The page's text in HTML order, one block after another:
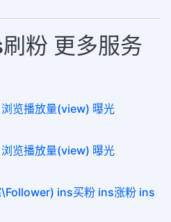
粉 更多服务
览播放量(view) 曝光
览播放量(view) 曝光
ins买粉 ins涨粉 ins